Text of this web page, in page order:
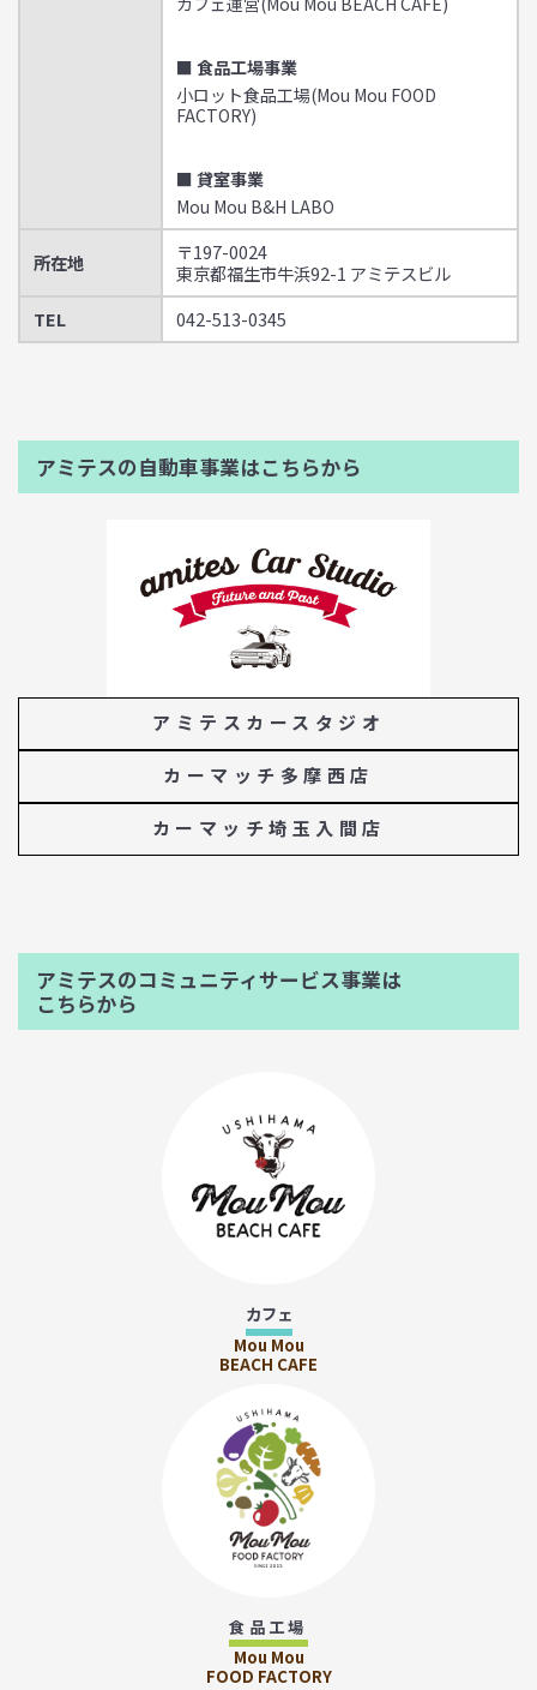
■ 食品工場事業
小ロット食品工場(Mou Mou FOOD
FACTORY)
■ 貸室事業
Mou Mou B&H LABO
所在地
〒197-0024
東京都福生市牛浜92-1 アミテスビル
TEL
042-513-0345
アミテスの自動車事業はこちらから
アミテスカースタジオ
カーマッチ多摩西店
カーマッチ埼玉入間店
アミテスのコミュニティサービス事業は
こちらから
カフェ
Mou Mou
BEACH CAFE
食品工場
Mou Mou
FOOD FACTORY